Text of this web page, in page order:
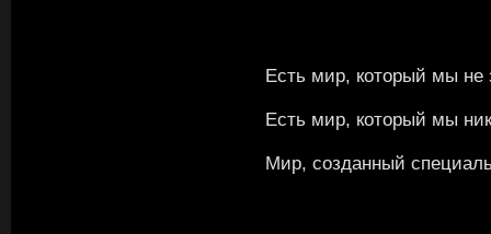
Есть мир, который мы не
Есть мир, который мы
Мир, созданный